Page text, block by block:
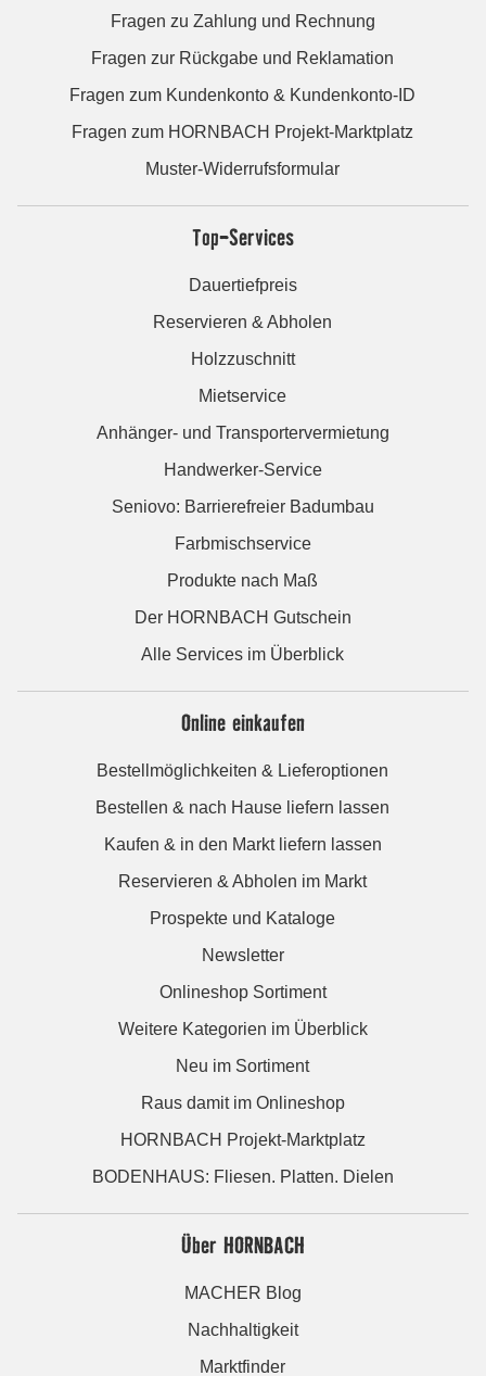
Fragen zu Zahlung und Rechnung
Fragen zur Rückgabe und Reklamation
Fragen zum Kundenkonto & Kundenkonto-ID
Fragen zum HORNBACH Projekt-Marktplatz
Muster-Widerrufsformular
Top-Services
Dauertiefpreis
Reservieren & Abholen
Holzzuschnitt
Mietservice
Anhänger- und Transportervermietung
Handwerker-Service
Seniovo: Barrierefreier Badumbau
Farbmischservice
Produkte nach Maß
Der HORNBACH Gutschein
Alle Services im Überblick
Online einkaufen
Bestellmöglichkeiten & Lieferoptionen
Bestellen & nach Hause liefern lassen
Kaufen & in den Markt liefern lassen
Reservieren & Abholen im Markt
Prospekte und Kataloge
Newsletter
Onlineshop Sortiment
Weitere Kategorien im Überblick
Neu im Sortiment
Raus damit im Onlineshop
HORNBACH Projekt-Marktplatz
BODENHAUS: Fliesen. Platten. Dielen
Über HORNBACH
MACHER Blog
Nachhaltigkeit
Marktfinder